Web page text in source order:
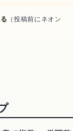
（投稿前にネオン